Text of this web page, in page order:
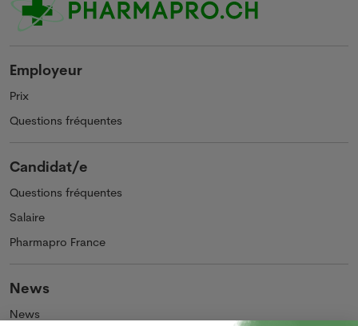
Employeur
Prix
Questions fréquentes
Candidat/e
Questions fréquentes
Salaire
Pharmapro France
News
News